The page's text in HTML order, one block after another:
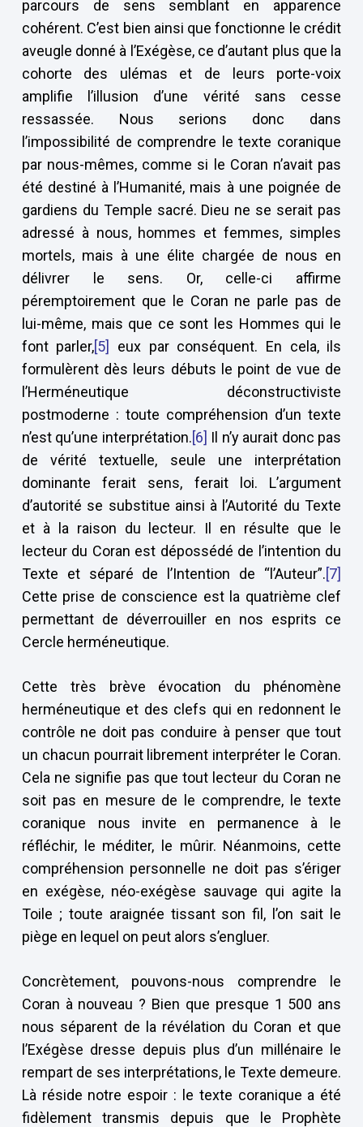
parcours de sens semblant en apparence
cohérent. C’est bien ainsi que fonctionne le crédit
aveugle donné à l’Exégèse, ce d’autant plus que la
cohorte des ulémas et de leurs porte-voix
amplifie l’illusion d’une vérité sans cesse
ressassée. Nous serions donc dans
l’impossibilité de comprendre le texte coranique
par nous-mêmes, comme si le Coran n’avait pas
été destiné à l’Humanité, mais à une poignée de
gardiens du Temple sacré. Dieu ne se serait pas
adressé à nous, hommes et femmes, simples
mortels, mais à une élite chargée de nous en
délivrer le sens. Or, celle-ci affirme
péremptoirement que le Coran ne parle pas de
lui-même, mais que ce sont les Hommes qui le
font parler,[5]
eux par conséquent. En cela, ils
formulèrent dès leurs débuts le point de vue de
l’Herméneutique déconstructiviste
postmoderne : toute compréhension d’un texte
n’est qu’une interprétation.[6] Il n’y aurait donc pas
de vérité textuelle, seule une interprétation
dominante ferait sens, ferait loi. L’argument
d’autorité se substitue ainsi à l’Autorité du Texte
et à la raison du lecteur. Il en résulte que le
lecteur du Coran est dépossédé de l’intention du
Texte et séparé de l’Intention de “l’Auteur”.[7]
Cette prise de conscience est la quatrième clef
permettant de déverrouiller en nos esprits ce
Cercle herméneutique.
Cette très brève évocation du phénomène
herméneutique et des clefs qui en redonnent le
contrôle ne doit pas conduire à penser que tout
un chacun pourrait librement interpréter le Coran.
Cela ne signifie pas que tout lecteur du Coran ne
soit pas en mesure de le comprendre, le texte
coranique nous invite en permanence à le
réfléchir, le méditer, le mûrir. Néanmoins, cette
compréhension personnelle ne doit pas s’ériger
en exégèse, néo-exégèse sauvage qui agite la
Toile ; toute araignée tissant son fil, l’on sait le
piège en lequel on peut alors s’engluer.
Concrètement, pouvons-nous comprendre le
Coran à nouveau ? Bien que presque 1 500 ans
nous séparent de la révélation du Coran et que
l’Exégèse dresse depuis plus d’un millénaire le
rempart de ses interprétations, le Texte demeure.
Là réside notre espoir : le texte coranique a été
fidèlement transmis depuis que le Prophète